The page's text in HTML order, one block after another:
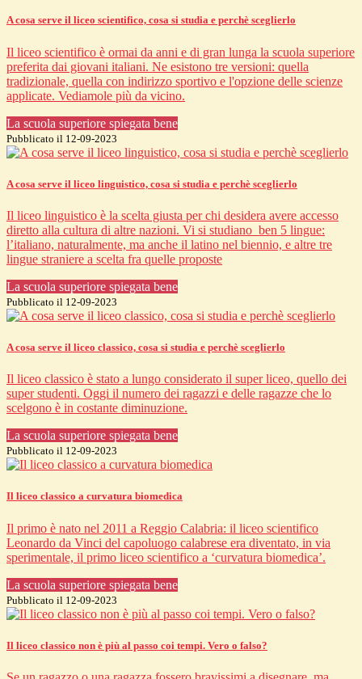
A cosa serve il liceo scientifico, cosa si studia e perchè sceglierlo
Il liceo scientifico è ormai da anni e di gran lunga la scuola superiore
preferita dai giovani italiani. Ne esistono tre versioni: quella
tradizionale, quella con indirizzo sportivo e l'opzione delle scienze
applicate. Vediamole più da vicino.
La scuola superiore spiegata bene
Pubblicato il 12-09-2023
A cosa serve il liceo linguistico, cosa si studia e perchè sceglierlo
Il liceo linguistico è la scelta giusta per chi desidera avere accesso
diretto alla cultura di altre nazioni. Vi si studiano ben 5 lingue:
l’italiano, naturalmente, ma anche il latino nel biennio, e altre tre
lingue straniere a scelta fra quelle proposte
La scuola superiore spiegata bene
Pubblicato il 12-09-2023
A cosa serve il liceo classico, cosa si studia e perchè sceglierlo
Il liceo classico è stato a lungo considerato il super liceo, quello dei
super studenti. Oggi il numero dei ragazzi e delle ragazze che lo
scelgono è in costante diminuzione.
La scuola superiore spiegata bene
Pubblicato il 12-09-2023
Il liceo classico a curvatura biomedica
Il primo è nato nel 2011 a Reggio Calabria: il liceo scientifico
Leonardo da Vinci del capoluogo calabrese era diventato, in via
sperimentale, il primo liceo scientifico a ‘curvatura biomedica’.
La scuola superiore spiegata bene
Pubblicato il 12-09-2023
Il liceo classico non è più al passo coi tempi. Vero o falso?